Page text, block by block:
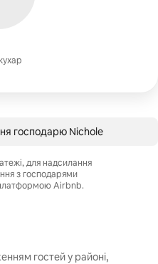
господарю Nichole
для надсилання
з господарями
Airbnb.
гостей у районі,